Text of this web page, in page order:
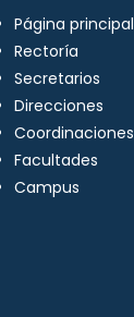
Página principal
Rectoría
Secretarios
Direcciones
Coordinaciones
Facultades
Campus